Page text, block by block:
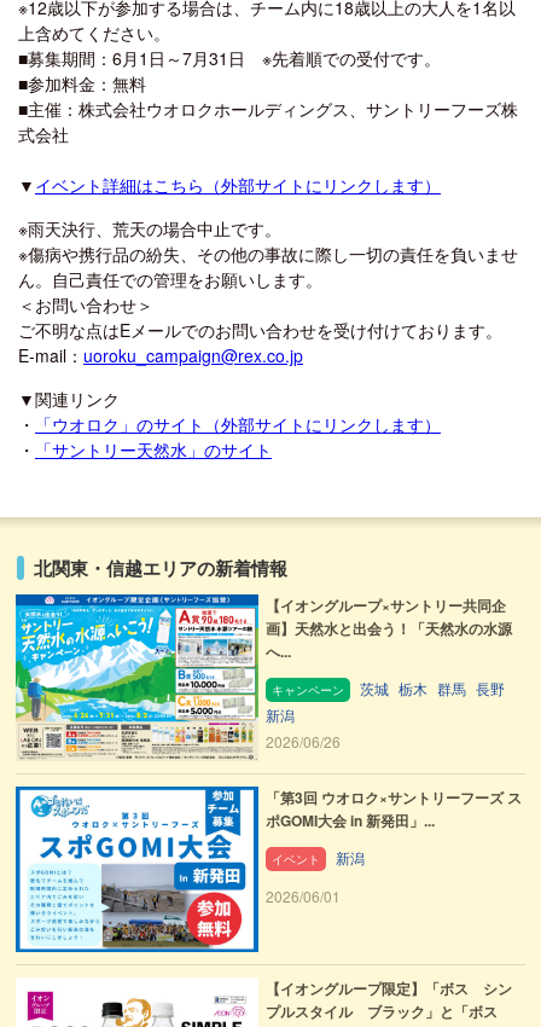
※12歳以下が参加する場合は、チーム内に18歳以上の大人を1名以
上含めてください。
■募集期間：6月1日～7月31日 ※先着順での受付です。
■参加料金：無料
■主催：株式会社ウオロクホールディングス、サントリーフーズ株
式会社
▼ イベント詳細はこちら（外部サイトにリンクします）
※雨天決行、荒天の場合中止です。
※傷病や携行品の紛失、その他の事故に際し一切の責任を負いませ
ん。自己責任での管理をお願いします。
＜お問い合わせ＞
ご不明な点はEメールでのお問い合わせを受け付けております。
E-mail： uoroku_campaign@rex.co.jp
▼関連リンク
・
「ウオロク」のサイト（外部サイトにリンクします）
・
「サントリー天然水」のサイト
北関東・信越エリアの新着情報
【イオングループ×サントリー共同企
画】天然水と出会う！「天然水の水源
へ...
キャンペーン 茨城 栃木 群馬 長野
新潟
2026/06/26
「第3回 ウオロク×サントリーフーズ ス
ポGOMI大会 in 新発田」...
イベント
新潟
2026/06/01
【イオングループ限定】「ボス シン
プルスタイル ブラック」と「ボス